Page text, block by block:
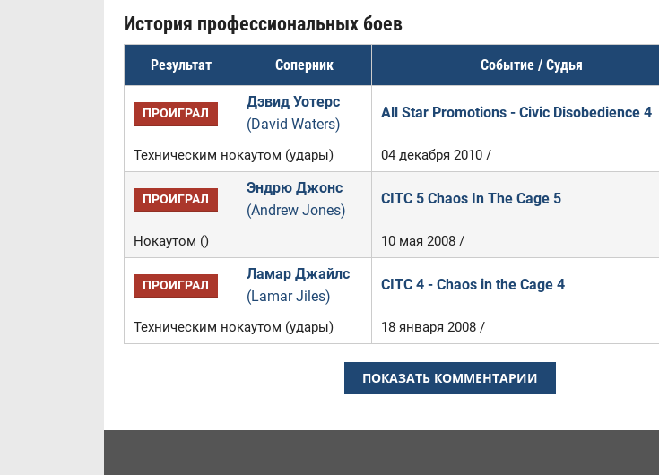
История профессиональных боев
Результат Соперник Событие / Судья
ПРОИГРАЛ
Дэвид Уотерс
(David Waters)
All Star Promotions - Civic Disobedience 4
Техническим нокаутом (удары) 04 декабря 2010 /
ПРОИГРАЛ
Эндрю Джонс
(Andrew Jones)
CITC 5 Chaos In The Cage 5
Нокаутом () 10 мая 2008 /
ПРОИГРАЛ
Ламар Джайлс
(Lamar Jiles)
CITC 4 - Chaos in the Cage 4
Техническим нокаутом (удары) 18 января 2008 /
ПОКАЗАТЬ КОММЕНТАРИИ